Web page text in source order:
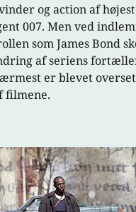
og action af
007. Men ved
som James Bond
af seriens
er blevet
filmene.